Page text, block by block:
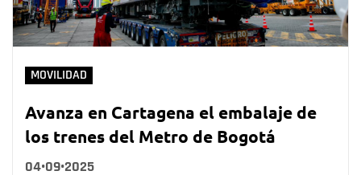
MOVILIDAD
Avanza en Cartagena el embalaje de
los trenes del Metro de Bogotá
04•09•2025